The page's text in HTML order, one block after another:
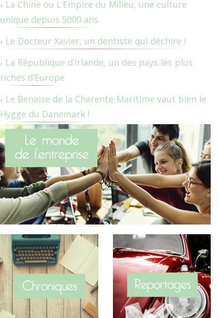
La Chine ou L’Empire du Milieu, une culture
unique depuis 5000 ans
Le Docteur Xavier, un dentiste qui déchire !
La République d’Irlande, un des pays les plus
riches d’Europe
Le Benaise de la Charente-Maritime vaut bien le
Hygge du Danemark !